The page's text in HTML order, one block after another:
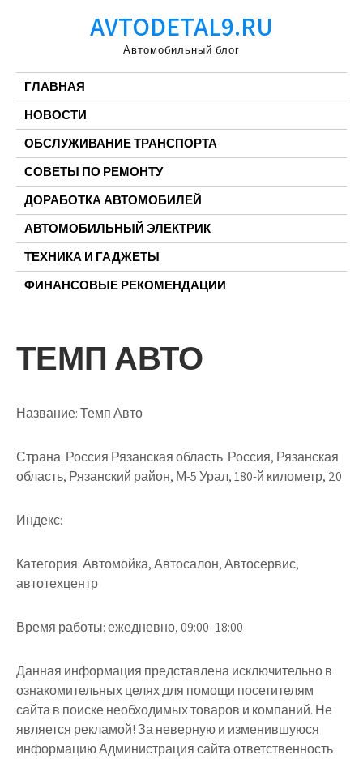
AVTODETAL9.RU
Автомобильный блог
ГЛАВНАЯ
НОВОСТИ
ОБСЛУЖИВАНИЕ ТРАНСПОРТА
СОВЕТЫ ПО РЕМОНТУ
ДОРАБОТКА АВТОМОБИЛЕЙ
АВТОМОБИЛЬНЫЙ ЭЛЕКТРИК
ТЕХНИКА И ГАДЖЕТЫ
ФИНАНСОВЫЕ РЕКОМЕНДАЦИИ
ТЕМП АВТО
Название:Темп Авто
Страна: Россия Рязанская область Россия, Рязанская
область, Рязанский район, М-5 Урал, 180-й километр, 20
Индекс:
Категория:Автомойка, Автосалон, Автосервис,
автотехцентр
Время работы:ежедневно, 09:00–18:00
Данная информация представлена исключительно в
ознакомительных целях для помощи посетителям
сайта в поиске необходимых товаров и компаний. Не
является рекламой! За неверную и изменившуюся
информацию Администрация сайта ответственность